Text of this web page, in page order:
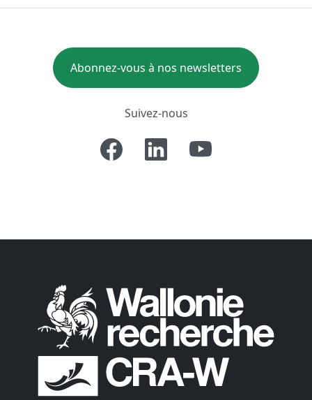
Abonnez-vous à nos newsletters
Suivez-nous